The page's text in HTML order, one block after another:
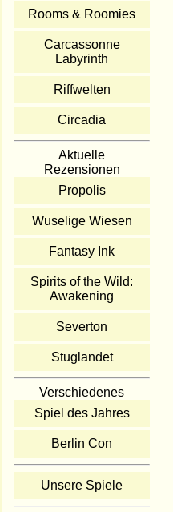
Rooms & Roomies
Carcassonne
Labyrinth
Riffwelten
Circadia
Aktuelle
Rezensionen
Propolis
Wuselige Wiesen
Fantasy Ink
Spirits of the Wild:
Awakening
Severton
Stuglandet
Verschiedenes
Spiel des Jahres
Berlin Con
Unsere Spiele